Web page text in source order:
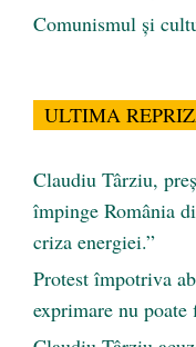
Comunismul şi
ULTIMA
Claudiu Târziu,
împinge România
criza energiei.”
Protest împotriva
exprimare nu poate